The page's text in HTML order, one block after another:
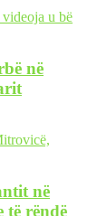
në
në
të rëndë